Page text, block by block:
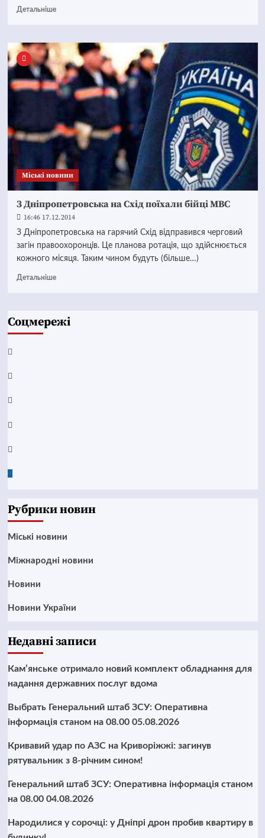
Детальніше
Mіські новини
З Дніпропетровська на Схід поїхали бійці МВС
16:46 17.12.2014
З Дніпропетровська на гарячий Схід відправився черговий
загін правоохоронців. Це планова ротація, що здійснюється
кожного місяця. Таким чином будуть (більше…)
Детальніше
Соцмережі
Facebook
YouTube
Telegram
Instagram
Twitter
Google
Рубрики новин
Mіські новини
Міжнародні новини
Новини
Новини України
Недавні записи
Кам’янське отримало новий комплект обладнання для
надання державних послуг вдома
Выбрать Генеральний штаб ЗСУ: Оперативна
інформація станом на 08.00 05.08.2026
Кривавий удар по АЗС на Криворіжжі: загинув
рятувальник з 8-річним сином!
Генеральний штаб ЗСУ: Оперативна інформація станом
на 08.00 04.08.2026
Народилися у сорочці: у Дніпрі дрон пробив квартиру в